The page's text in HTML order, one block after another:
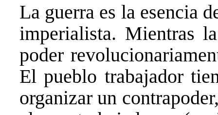
La guerra es la esencia
imperialista. Mientras
poder
El pueblo trabajador
organizar un